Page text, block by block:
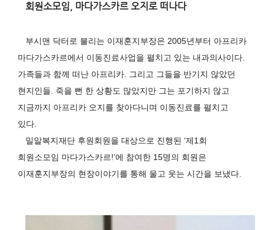
회원소모임, 마다가스카르 오지로 떠나다
부시맨 닥터로 불리는 이재훈지부장은2005년부터 아프리카
마다가스카르에서 이동진료사업을 펼치고 있는 내과의사이다.
가족들과 함께 떠난 아프리카. 그리고 그들을 반기지 않았던
현지인들. 죽을 뻔 한 상황도 많았지만 그는 포기하지 않고
지금까지 아프리카 오지를 찾아다니며 이동진료를 펼치고
있다.
밀알복지재단 후원회원을 대상으로 진행된‘제1회
회원소모임 마다가스카르!’에 참여한 15명의 회원은
이재훈지부장의 현장이야기를 통해 울고 웃는 시간을 보냈다.